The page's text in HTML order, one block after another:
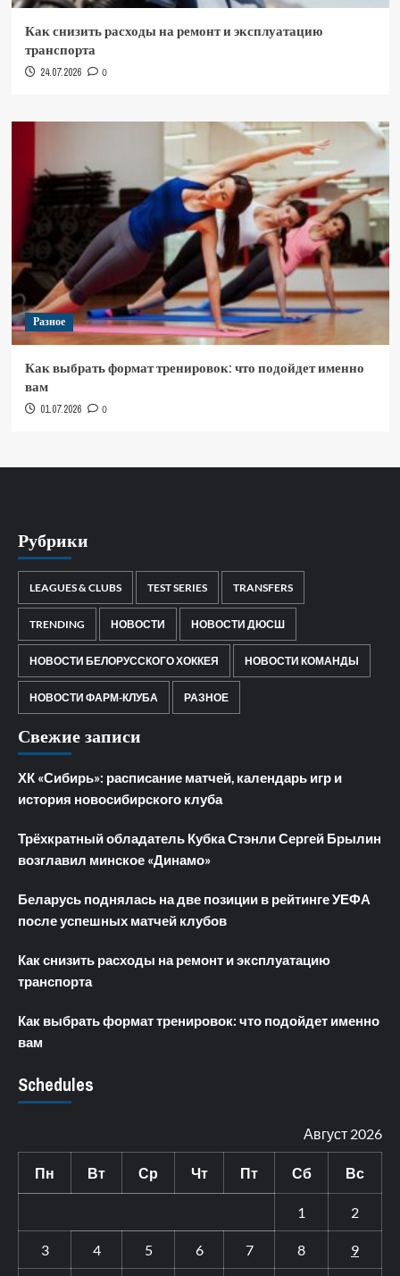
Как снизить расходы на ремонт и эксплуатацию
транспорта
24.07.2026 0
Разное
Как выбрать формат тренировок: что подойдет именно
вам
01.07.2026 0
Рубрики
LEAGUES & CLUBS TEST SERIES TRANSFERS
TRENDING НОВОСТИ НОВОСТИ ДЮСШ
НОВОСТИ БЕЛОРУССКОГО ХОККЕЯ НОВОСТИ КОМАНДЫ
НОВОСТИ ФАРМ-КЛУБА РАЗНОЕ
Свежие записи
ХК «Сибирь»: расписание матчей, календарь игр и
история новосибирского клуба
Трёхкратный обладатель Кубка Стэнли Сергей Брылин
возглавил минское «Динамо»
Беларусь поднялась на две позиции в рейтинге УЕФА
после успешных матчей клубов
Как снизить расходы на ремонт и эксплуатацию
транспорта
Как выбрать формат тренировок: что подойдет именно
вам
Schedules
Август 2026
Пн Вт Ср Чт Пт Сб Вс
1 2
3 4 5 6 7 8 9